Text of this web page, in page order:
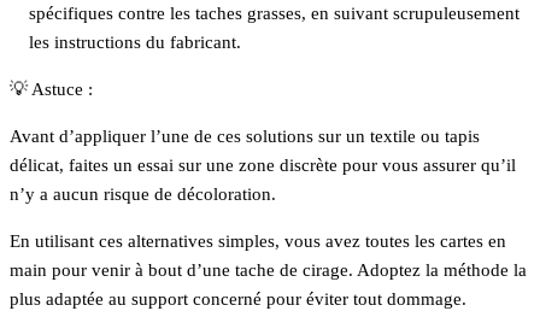
spécifiques contre les taches grasses, en suivant scrupuleusement
les instructions du fabricant.
💡 Astuce :
Avant d’appliquer l’une de ces solutions sur un textile ou tapis
délicat, faites un essai sur une zone discrète pour vous assurer qu’il
n’y a aucun risque de décoloration.
En utilisant ces alternatives simples, vous avez toutes les cartes en
main pour venir à bout d’une tache de cirage. Adoptez la méthode la
plus adaptée au support concerné pour éviter tout dommage.